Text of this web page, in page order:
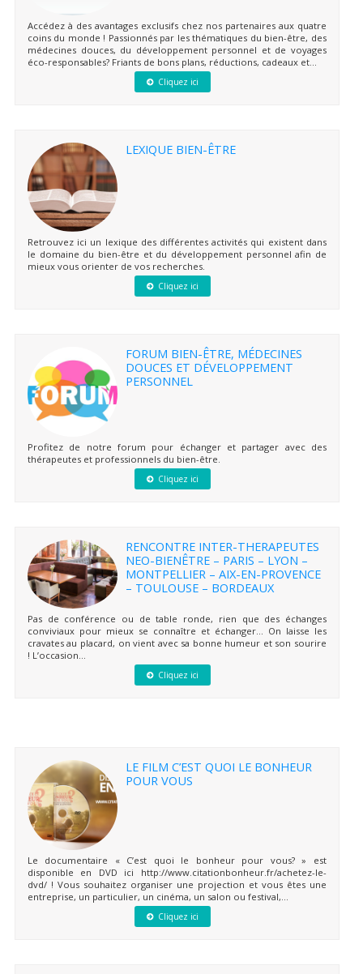
Accédez à des avantages exclusifs chez nos partenaires aux quatre
coins du monde ! Passionnés par les thématiques du bien-être, des
médecines douces, du développement personnel et de voyages
éco-responsables? Friants de bons plans, réductions, cadeaux et...
Cliquez ici
LEXIQUE BIEN-ÊTRE
Retrouvez ici un lexique des différentes activités qui existent dans
le domaine du bien-être et du développement personnel afin de
mieux vous orienter de vos recherches.
Cliquez ici
FORUM BIEN-ÊTRE, MÉDECINES
DOUCES ET DÉVELOPPEMENT
PERSONNEL
Profitez de notre forum pour échanger et partager avec des
thérapeutes et professionnels du bien-être.
Cliquez ici
RENCONTRE INTER-THERAPEUTES
NEO-BIENÊTRE – PARIS – LYON –
MONTPELLIER – AIX-EN-PROVENCE
– TOULOUSE – BORDEAUX
Pas de conférence ou de table ronde, rien que des échanges
conviviaux pour mieux se connaître et échanger… On laisse les
cravates au placard, on vient avec sa bonne humeur et son sourire
! L’occasion...
Cliquez ici
LE FILM C’EST QUOI LE BONHEUR
POUR VOUS
Le documentaire « C’est quoi le bonheur pour vous? » est
disponible en DVD ici http://www.citationbonheur.fr/achetez-le-
dvd/ ! Vous souhaitez organiser une projection et vous êtes une
entreprise, un particulier, un cinéma, un salon ou festival,...
Cliquez ici